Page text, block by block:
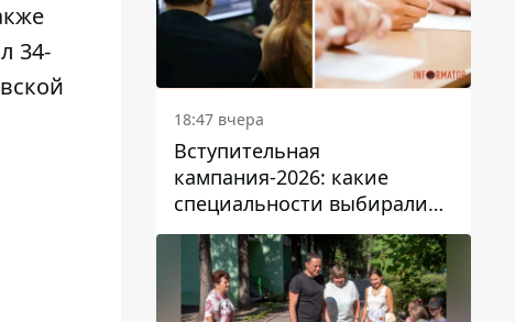
34-
18:47 вчера
Вступительная
кампания-2026: какие
специальности выбирали
абитуриенты в Украине